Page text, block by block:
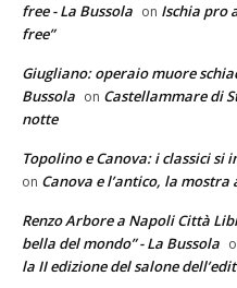
free - La Bussola on Ischia pro
free”
Giugliano: operaio muore
Bussola on Castellammare di
notte
Topolino e Canova: i classici si
on Canova e l’antico, la
Renzo Arbore a Napoli Città
bella del mondo” - La Bussola
la II edizione del salone